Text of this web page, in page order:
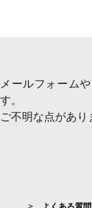
メールフォーム
す。
ご不明な点があり